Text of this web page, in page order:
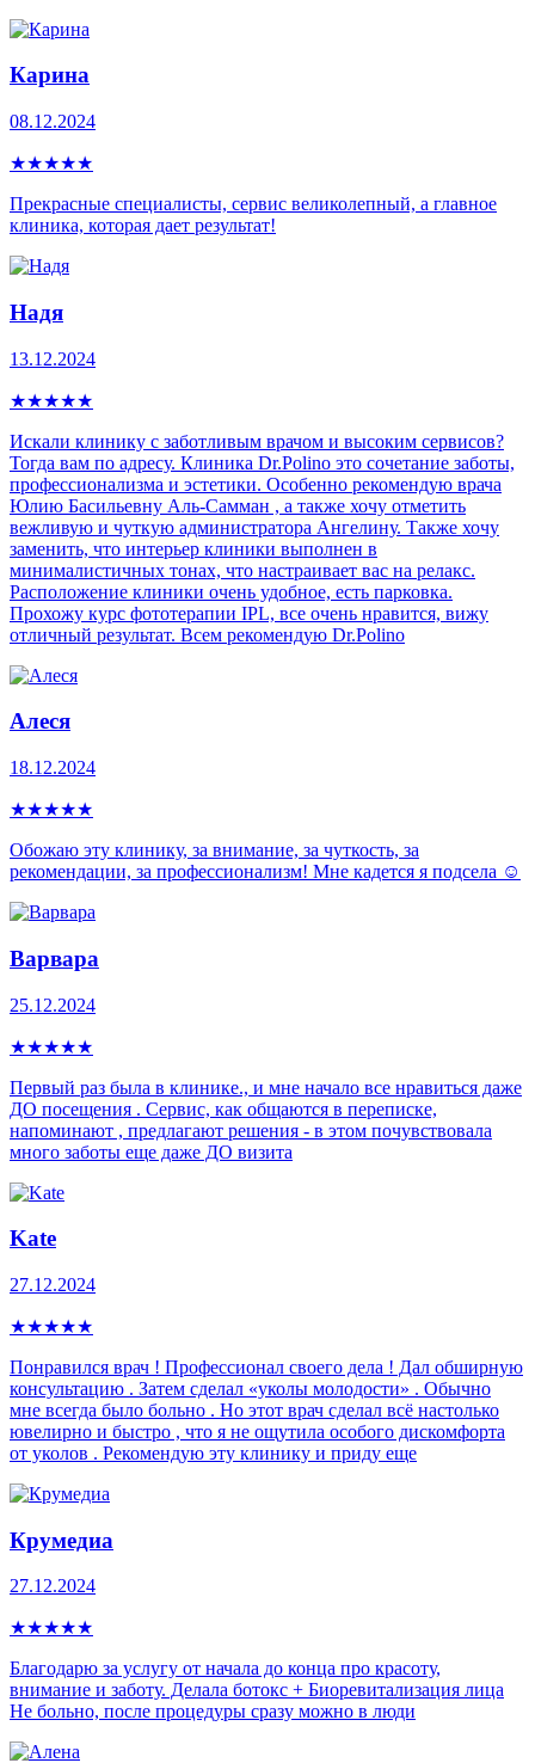
Карина
08.12.2024
★★★★★
Прекрасные специалисты, сервис великолепный, а главное
клиника, которая дает результат!
Надя
13.12.2024
★★★★★
Искали клинику с заботливым врачом и высоким сервисов?
Тогда вам по адресу. Клиника Dr.Polino это сочетание заботы,
профессионализма и эстетики. Особенно рекомендую врача
Юлию Басильевну Аль-Самман , а также хочу отметить
вежливую и чуткую администратора Ангелину. Также хочу
заменить, что интерьер клиники выполнен в
минималистичных тонах, что настраивает вас на релакс.
Расположение клиники очень удобное, есть парковка.
Прохожу курс фототерапии IPL, все очень нравится, вижу
отличный результат. Всем рекомендую Dr.Polino
Алеся
18.12.2024
★★★★★
Обожаю эту клинику, за внимание, за чуткость, за
рекомендации, за профессионализм! Мне кадется я подсела ☺️
Варвара
25.12.2024
★★★★★
Первый раз была в клинике., и мне начало все нравиться даже
ДО посещения . Сервис, как общаются в переписке,
напоминают , предлагают решения - в этом почувствовала
много заботы еще даже ДО визита
Kate
27.12.2024
★★★★★
Понравился врач ! Профессионал своего дела ! Дал обширную
консультацию . Затем сделал «уколы молодости» . Обычно
мне всегда было больно . Но этот врач сделал всё настолько
ювелирно и быстро , что я не ощутила особого дискомфорта
от уколов . Рекомендую эту клинику и приду еще
Крумедиа
27.12.2024
★★★★★
Благодарю за услугу от начала до конца про красоту,
внимание и заботу. Делала ботокс + Биоревитализация лица
Не больно, после процедуры сразу можно в люди